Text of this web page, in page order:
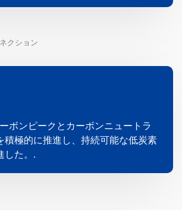
ボンピークとカーボンニュートラ
積極的に推進し、持続可能な低炭素
した。.
クション